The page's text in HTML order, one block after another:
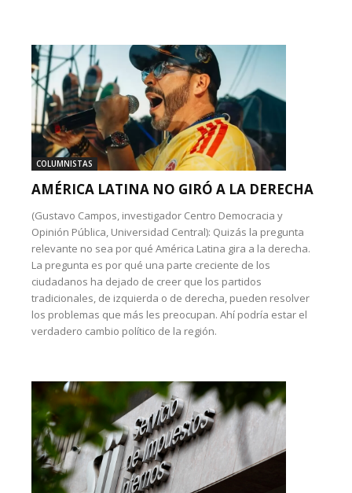
COLUMNISTAS
AMÉRICA LATINA NO GIRÓ A LA DERECHA
(Gustavo Campos, investigador Centro Democracia y
Opinión Pública, Universidad Central): Quizás la pregunta
relevante no sea por qué América Latina gira a la derecha.
La pregunta es por qué una parte creciente de los
ciudadanos ha dejado de creer que los partidos
tradicionales, de izquierda o de derecha, pueden resolver
los problemas que más les preocupan. Ahí podría estar el
verdadero cambio político de la región.